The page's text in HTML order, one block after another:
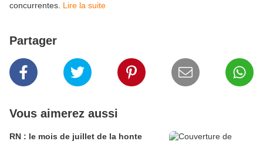
concurrentes. Lire la suite
Partager
Vous aimerez aussi
RN : le mois de juillet de la honte